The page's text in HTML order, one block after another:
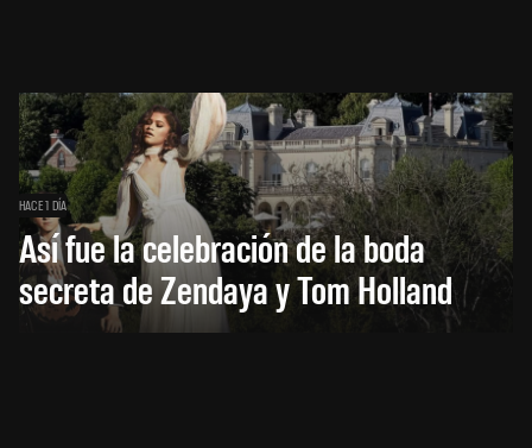
HACE 1 DÍA
Así fue la celebración de la boda
secreta de Zendaya y Tom Holland